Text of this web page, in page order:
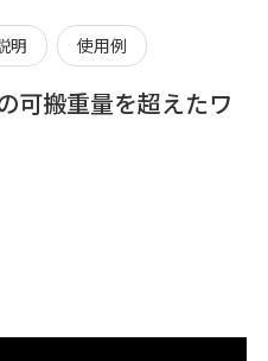
明 使用例
可搬重量を超えたワ